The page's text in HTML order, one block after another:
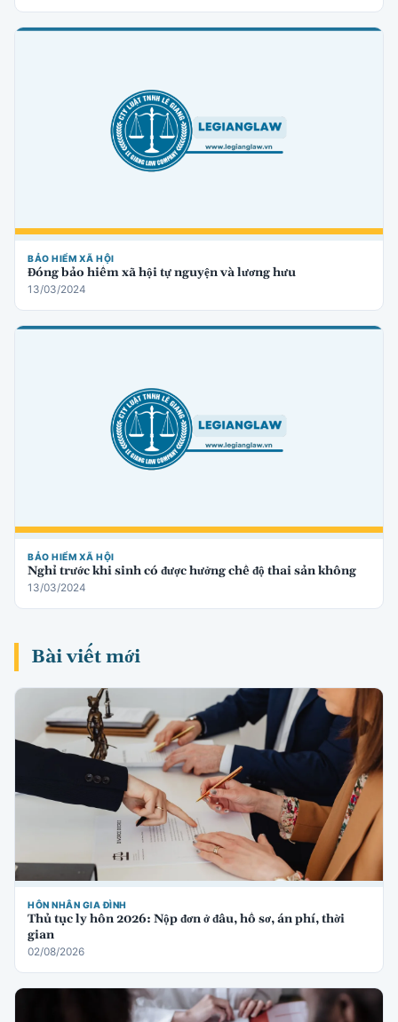
BẢO HIỂM XÃ HỘI
Đóng bảo hiểm xã hội tự nguyện và lương hưu
13/03/2024
BẢO HIỂM XÃ HỘI
Nghỉ trước khi sinh có được hưởng chế độ thai sản không
13/03/2024
Bài viết mới
HÔN NHÂN GIA ĐÌNH
Thủ tục ly hôn 2026: Nộp đơn ở đâu, hồ sơ, án phí, thời
gian
02/08/2026